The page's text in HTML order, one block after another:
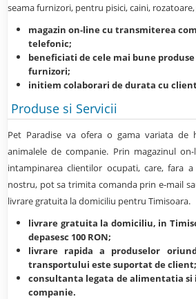
seama furnizori, pentru pisici, caini,
magazin on-line cu transmiterea
telefonic;
beneficiati de cele mai bune
furnizori;
initiem colaborari de durata cu
Produse si Servicii
Pet Paradise va ofera o gama variata de
animalele de companie. Prin magazinul on-
intampinarea clientilor ocupati, care, fara
nostru, pot sa trimita comanda prin e-mail
livrare gratuita la domiciliu pentru Timisoara.
livrare gratuita la domiciliu, in
depasesc 100 RON;
livrare rapida a produselor
transportului este suportat de client;
consultanta legata de alimentatia
companie.